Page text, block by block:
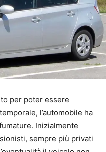
per poter essere
l’automobile ha
Inizialmente
sempre più privati